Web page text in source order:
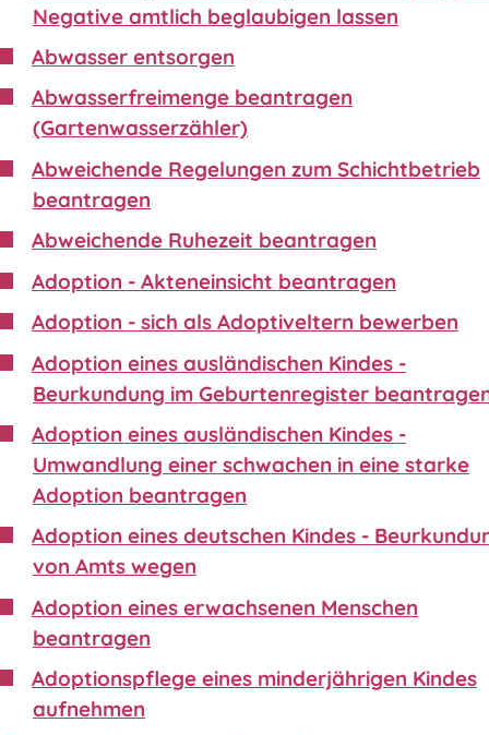
Negative amtlich beglaubigen lassen
Abwasser entsorgen
Abwasserfreimenge beantragen
(Gartenwasserzähler)
Abweichende Regelungen zum Schichtbetrieb
beantragen
Abweichende Ruhezeit beantragen
Adoption - Akteneinsicht beantragen
Adoption - sich als Adoptiveltern bewerben
Adoption eines ausländischen Kindes -
Beurkundung im Geburtenregister
Adoption eines ausländischen Kindes -
Umwandlung einer schwachen in eine starke
Adoption beantragen
Adoption eines deutschen Kindes -
von Amts wegen
Adoption eines erwachsenen Menschen
beantragen
Adoptionspflege eines minderjährigen Kindes
aufnehmen